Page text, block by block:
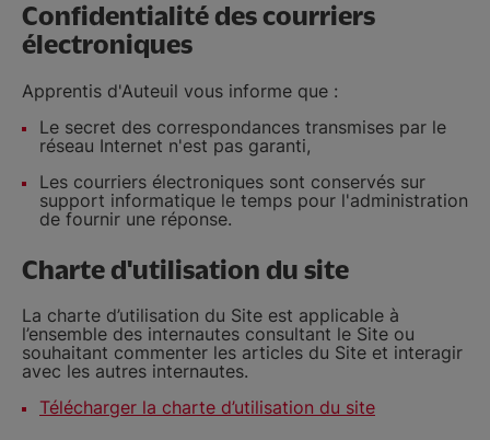
Confidentialité des courriers
électroniques
Apprentis d'Auteuil vous informe que :
Le secret des correspondances transmises par le
réseau Internet n'est pas garanti,
Les courriers électroniques sont conservés sur
support informatique le temps pour l'administration
de fournir une réponse.
Charte d'utilisation du site
La charte d’utilisation du Site est applicable à
l’ensemble des internautes consultant le Site ou
souhaitant commenter les articles du Site et interagir
avec les autres internautes.
Télécharger la charte d’utilisation du site